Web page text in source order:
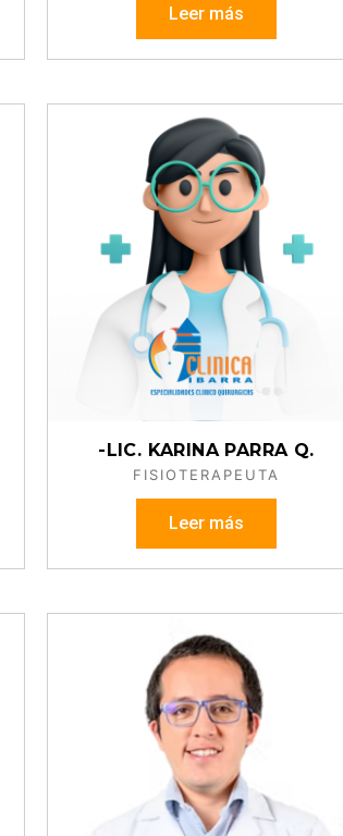
Leer más
-LIC. KARINA PARRA Q.
FISIOTERAPEUTA
Leer más